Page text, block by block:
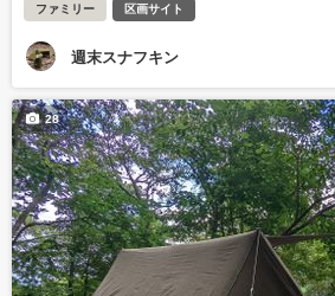
ファミリー 区画サイト
週末スナフキン
28